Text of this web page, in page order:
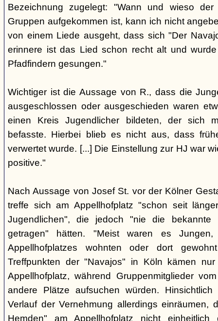
Bezeichnung zugelegt: "Wann und wieso
Gruppen aufgekommen ist, kann ich nicht
von einem Liede ausgeht, dass sich "Der
erinnere ist das Lied schon recht alt und
Pfadfindern gesungen."
Wichtiger ist die Aussage von R., dass die
ausgeschlossen oder ausgeschieden waren
einen Kreis Jugendlicher bildeten, der sich
befasste. Hierbei blieb es nicht aus, dass
verwertet wurde. [...] Die Einstellung zur HJ war
positive."
Nach Aussage von Josef St. vor der Kölner
treffe sich am Appellhofplatz "schon seit
Jugendlichen", die jedoch "nie die
getragen" hätten. "Meist waren es
Appellhofplatzes wohnten oder dort
Treffpunkten der "Navajos" in Köln kämen
Appellhofplatz, während Gruppenmitglieder
andere Plätze aufsuchen würden.
Verlauf der Vernehmung allerdings einräumen,
Hemden" am Appellhofplatz nicht einheitlich